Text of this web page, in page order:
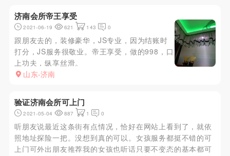
济南会所帝王享受
2021-06-19 621 143 0
跟朋友去的，装修豪华，JS专业，因为结账时
打分，JS服务很敬业。帝王享受，做的998，口
上功夫，纵享丝滑。
山东-济南
验证济南会所可上门
2021-05-04 887 1 0
听朋友说最近这条街有点情况，恰好在网站上看到了，就依
照地址探险一把。没想到真的可以。女孩服务都挺不错的可
上门可外出朋友推荐我的女孩也听话只要不变态的基本都可